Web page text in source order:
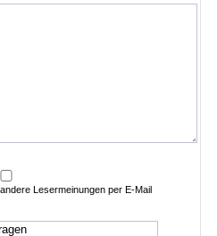
Lesermeinungen per E-Mail